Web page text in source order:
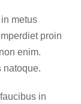
metus
proin
enim.
natoque.
in